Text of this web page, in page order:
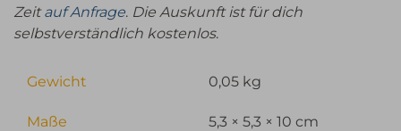
Zeitauf Anfrage. Die Auskunft ist für dich
selbstverständlich kostenlos.
Gewicht 0,05 kg
Maße 5,3 × 5,3 × 10 cm